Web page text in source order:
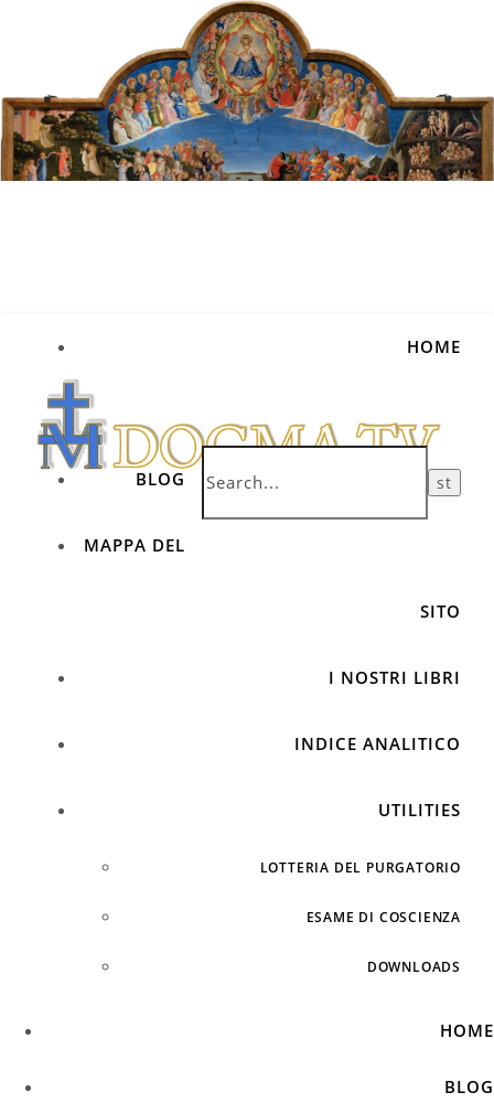
HOME
BLOG
MAPPA DEL
SITO
I NOSTRI LIBRI
INDICE ANALITICO
UTILITIES
LOTTERIA DEL PURGATORIO
ESAME DI COSCIENZA
DOWNLOADS
HOME
BLOG